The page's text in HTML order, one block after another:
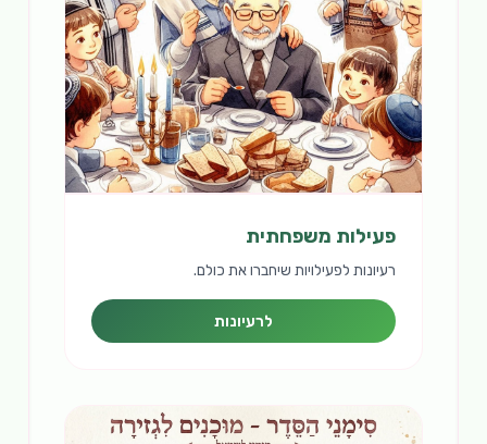
פעילות משפחתית
רעיונות לפעילויות שיחברו את כולם.
לרעיונות